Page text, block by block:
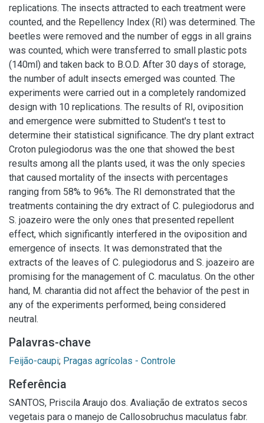
replications. The insects attracted to each treatment were
counted, and the Repellency Index (RI) was determined. The
beetles were removed and the number of eggs in all grains
was counted, which were transferred to small plastic pots
(140ml) and taken back to B.O.D. After 30 days of storage,
the number of adult insects emerged was counted. The
experiments were carried out in a completely randomized
design with 10 replications. The results of RI, oviposition
and emergence were submitted to Student's t test to
determine their statistical significance. The dry plant extract
Croton pulegiodorus was the one that showed the best
results among all the plants used, it was the only species
that caused mortality of the insects with percentages
ranging from 58% to 96%. The RI demonstrated that the
treatments containing the dry extract of C. pulegiodorus and
S. joazeiro were the only ones that presented repellent
effect, which significantly interfered in the oviposition and
emergence of insects. It was demonstrated that the
extracts of the leaves of C. pulegiodorus and S. joazeiro are
promising for the management of C. maculatus. On the other
hand, M. charantia did not affect the behavior of the pest in
any of the experiments performed, being considered
neutral.
Palavras-chave
Feijão-caupi; Pragas agrícolas - Controle
Referência
SANTOS, Priscila Araujo dos. Avaliação de extratos secos
vegetais para o manejo de Callosobruchus maculatus fabr.